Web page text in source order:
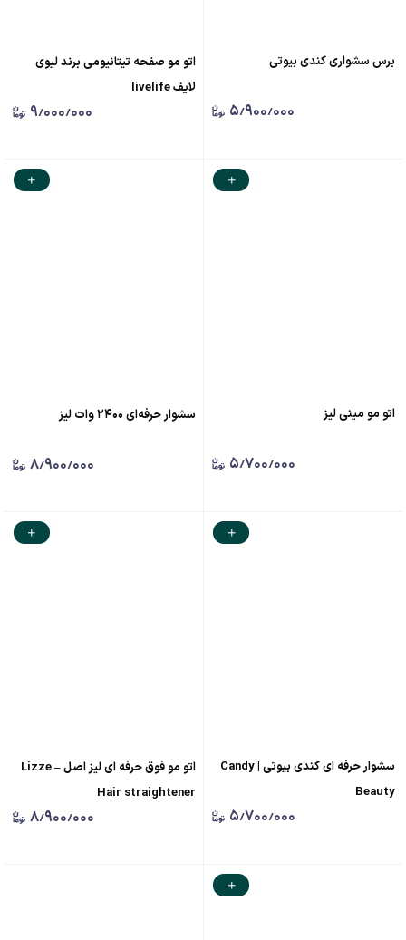
برس سشواری کندی بیوتی
۵٫۹۰۰٫۰۰۰
اتو مو صفحه تیتانیومی برند لیوی
لایف livelife
۹٫۰۰۰٫۰۰۰
اتو مو مینی لیز
۵٫۷۰۰٫۰۰۰
سشوار حرفه‌ای ۲۴۰۰ وات لیز
۸٫۹۰۰٫۰۰۰
سشوار حرفه ای کندی بیوتی | Candy
Beauty
۵٫۷۰۰٫۰۰۰
اتو مو فوق حرفه ای لیز اصل – Lizze
Hair straightener
۸٫۹۰۰٫۰۰۰